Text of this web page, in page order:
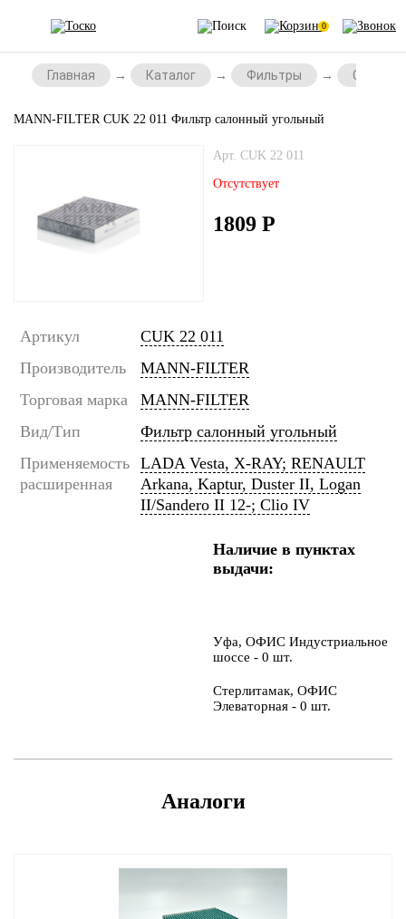
0
Главная Каталог Фильтры
MANN-FILTER CUK 22 011 Фильтр салонный угольный
Арт. CUK 22 011
Отсутствует
1809 Р
Артикул
CUK 22 011
Производитель
MANN-FILTER
Торговая марка
MANN-FILTER
Вид/Тип
Фильтр салонный угольный
Применяемость
расширенная
LADA Vesta, X-RAY; RENAULT
Arkana, Kaptur, Duster II, Logan
II/Sandero II 12-; Clio IV
Наличие в пунктах
выдачи:
Уфа, ОФИС Индустриальное
шоссе - 0 шт.
Стерлитамак, ОФИС
Элеваторная - 0 шт.
Аналоги